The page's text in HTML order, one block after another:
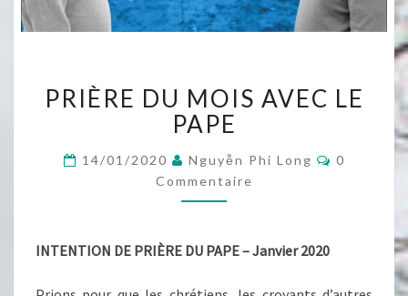
DU
MOIS
AVEC
LE
PAPE
PRIÈRE DU MOIS AVEC LE
PAPE
14/01/2020 Nguyễn Phi Long
0
Commentaire
INTENTION DE PRIÈRE DU PAPE – Janvier 2020